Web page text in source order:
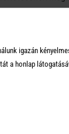
igazán
a honlap